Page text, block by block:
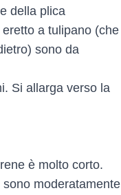
della plica
a tulipano (che
sono da
Si allarga verso la
è molto corto.
moderatamente